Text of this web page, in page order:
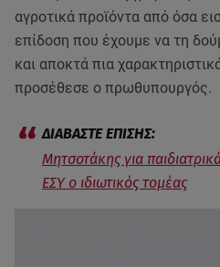
αγροτικά προϊόντα από όσα
επίδοση που έχουμε να τη
και αποκτά πια
προσέθεσε ο πρωθυπουργός.
Μητσοτάκης για
ΕΣΥ ο ιδιωτικός τομέας